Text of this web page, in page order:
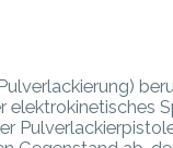
elektrokinetisches